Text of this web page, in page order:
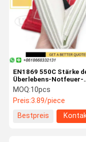
EN1869 550C Stärke
Überlebens-Notfeuer-
Decken-430g/M2
MOQ:10pcs
Preis:3.89/piece
Bestpreis